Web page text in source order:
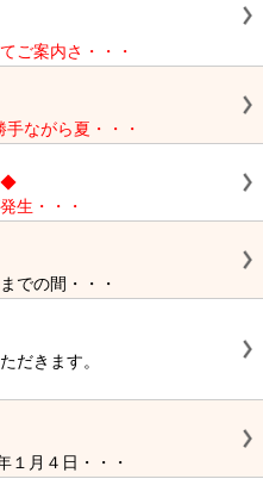
ご案内さ・・・
ながら夏・・・
◆
生・・・
での間・・・
だきます。
１月４日・・・